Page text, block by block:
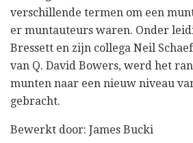
verschillende termen om een
er muntauteurs waren. Onder
Bressett en zijn collega Neil
van Q. David Bowers, werd het
munten naar een nieuw niveau
gebracht.
Bewerkt door: James Bucki